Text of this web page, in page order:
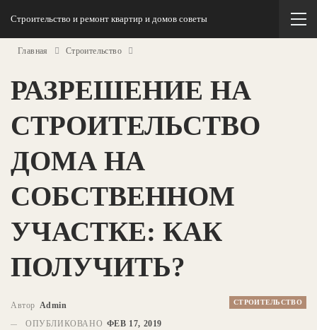
Строительство и ремонт квартир и домов советы
Главная Строительство
РАЗРЕШЕНИЕ НА
СТРОИТЕЛЬСТВО
ДОМА НА
СОБСТВЕННОМ
УЧАСТКЕ: КАК
ПОЛУЧИТЬ?
СТРОИТЕЛЬСТВО
Автор Admin
ОПУБЛИКОВАНО ФЕВ 17, 2019